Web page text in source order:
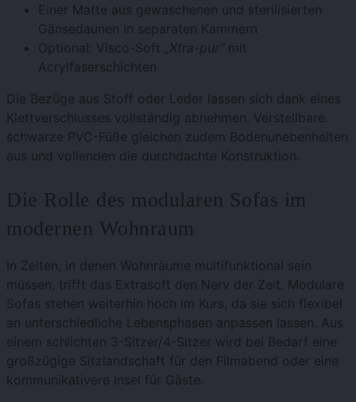
Einer Matte aus gewaschenen und sterilisierten
Gänsedaunen in separaten Kammern
Optional: Visco-Soft „Xtra-pur“ mit
Acrylfaserschichten
Die Bezüge aus Stoff oder Leder lassen sich dank eines
Klettverschlusses vollständig abnehmen. Verstellbare
schwarze PVC-Füße gleichen zudem Bodenunebenheiten
aus und vollenden die durchdachte Konstruktion.
Die Rolle des modularen Sofas im
modernen Wohnraum
In Zeiten, in denen Wohnräume multifunktional sein
müssen, trifft das Extrasoft den Nerv der Zeit. Modulare
Sofas stehen weiterhin hoch im Kurs, da sie sich flexibel
an unterschiedliche Lebensphasen anpassen lassen. Aus
einem schlichten 3-Sitzer/4-Sitzer wird bei Bedarf eine
großzügige Sitzlandschaft für den Filmabend oder eine
kommunikativere Insel für Gäste.